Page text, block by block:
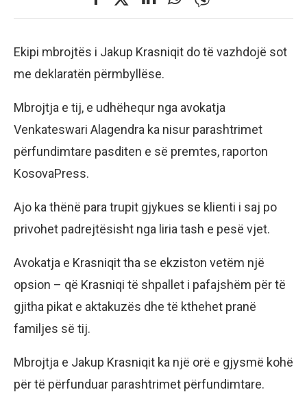
Ekipi mbrojtës i Jakup Krasniqit do të vazhdojë sot
me deklaratën përmbyllëse.
Mbrojtja e tij, e udhëhequr nga avokatja
Venkateswari Alagendra ka nisur parashtrimet
përfundimtare pasditen e së premtes, raporton
KosovaPress.
Ajo ka thënë para trupit gjykues se klienti i saj po
privohet padrejtësisht nga liria tash e pesë vjet.
Avokatja e Krasniqit tha se ekziston vetëm një
opsion – që Krasniqi të shpallet i pafajshëm për të
gjitha pikat e aktakuzës dhe të kthehet pranë
familjes së tij.
Mbrojtja e Jakup Krasniqit ka një orë e gjysmë kohë
për të përfunduar parashtrimet përfundimtare.